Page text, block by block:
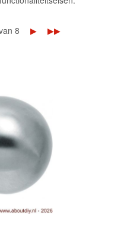
8 ▶ ▶▶